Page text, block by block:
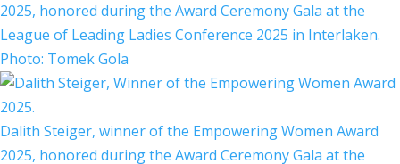
2025, honored during the Award Ceremony Gala at the
League of Leading Ladies Conference 2025 in Interlaken.
Photo: Tomek Gola
Dalith Steiger, winner of the Empowering Women Award
2025, honored during the Award Ceremony Gala at the